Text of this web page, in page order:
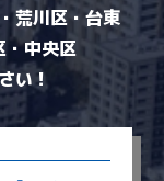
荒川区・台東
・中央区
い！